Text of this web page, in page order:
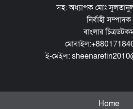
সহ: অধ্যাপক মোঃ
নির্বাহী সম্পাদক
বাংলার
ই-মেইল:
Home